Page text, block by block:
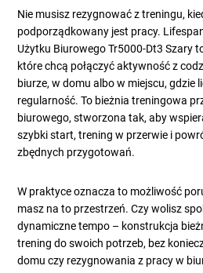
Nie musisz rezygnować z treningu,
podporządkowany jest pracy.
Użytku Biurowego Tr5000-Dt3 Szary
które chcą połączyć aktywność z
biurze, w domu albo w miejscu, gdzie
regularność. To bieżnia treningowa
biurowego, stworzona tak, aby
szybki start, trening w przerwie i
zbędnych przygotowań.
W praktyce oznacza to możliwość
masz na to przestrzeń. Czy wolisz
dynamiczne tempo – konstrukcja
trening do swoich potrzeb, bez
domu czy rezygnowania z pracy w